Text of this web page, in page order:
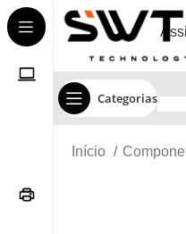
Categorias
Início